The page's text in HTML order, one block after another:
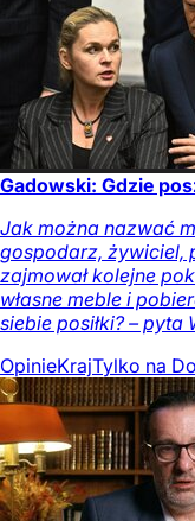
Gadowski: Gdzie
Jak można nazwać
gospodarz, żywiciel,
zajmował kolejne
własne meble i
siebie posiłki? – pyta
OpinieKrajTylko na